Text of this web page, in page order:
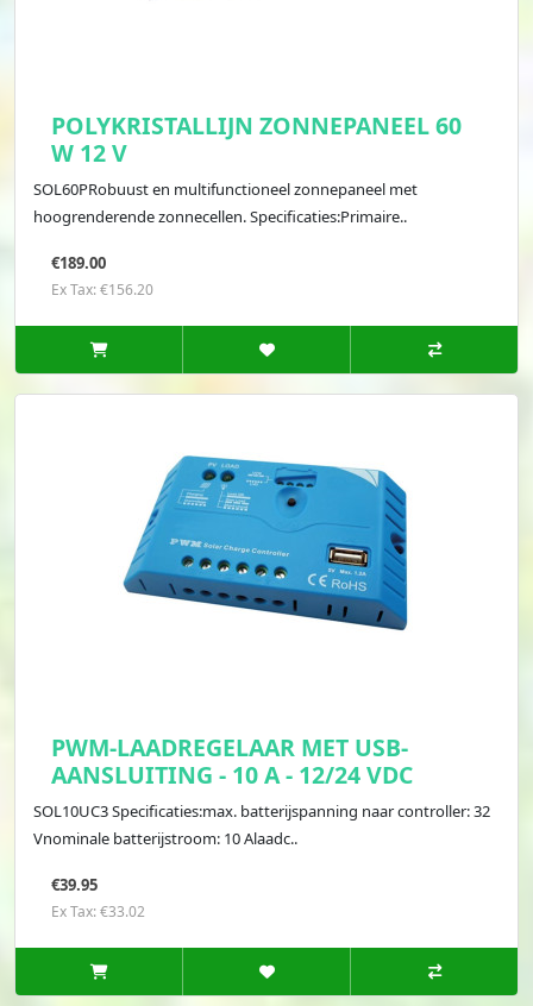
POLYKRISTALLIJN ZONNEPANEEL 60
W 12 V
SOL60PRobuust en multifunctioneel zonnepaneel met
hoogrenderende zonnecellen. Specificaties:Primaire..
€189.00
Ex Tax: €156.20
PWM-LAADREGELAAR MET USB-
AANSLUITING - 10 A - 12/24 VDC
SOL10UC3 Specificaties:max. batterijspanning naar controller: 32
Vnominale batterijstroom: 10 Alaadc..
€39.95
Ex Tax: €33.02